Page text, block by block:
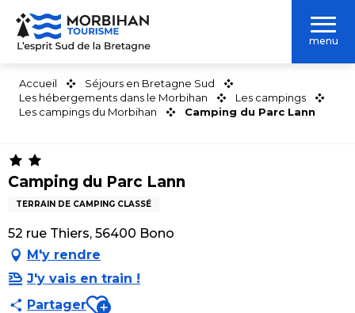
Aller
contenu
menu
Accueil
Séjours en Bretagne Sud
Les hébergements dans le Morbihan
Les campings
Les campings du Morbihan
Camping du Parc Lann
Camping du Parc Lann
TERRAIN DE CAMPING CLASSÉ
52 rue Thiers, 56400 Bono
M'y rendre
J'y vais en train !
PartagerAjouter aux favoris